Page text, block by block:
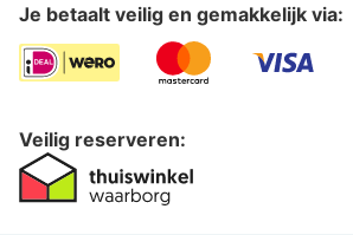
Je betaalt veilig en gemakkelijk via:
Veilig reserveren: